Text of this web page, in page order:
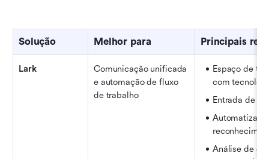
Solução Melhor para Principais
Lark
Comunicação unificada
e automação de fluxo
de trabalho
Espaço de
com
Entrada de
Análise de